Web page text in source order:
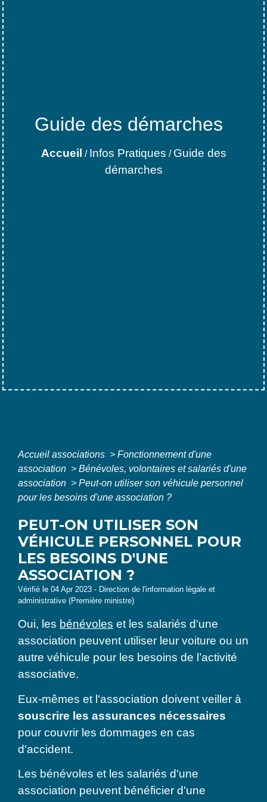
Guide des démarches
Accueil / Infos Pratiques / Guide des
démarches
Accueil associations > Fonctionnement d'une
association > Bénévoles, volontaires et salariés d'une
association > Peut-on utiliser son véhicule personnel
pour les besoins d'une association ?
PEUT-ON UTILISER SON
VÉHICULE PERSONNEL POUR
LES BESOINS D'UNE
ASSOCIATION ?
Vérifié le 04 Apr 2023 - Direction de l'information légale et
administrative (Première ministre)
Oui, les bénévoles et les salariés d'une
association peuvent utiliser leur voiture ou un
autre véhicule pour les besoins de l’activité
associative.
Eux-mêmes et l'association doivent veiller à
souscrire les assurances nécessaires
pour couvrir les dommages en cas
d'accident.
Les bénévoles et les salariés d'une
association peuvent bénéficier d'une